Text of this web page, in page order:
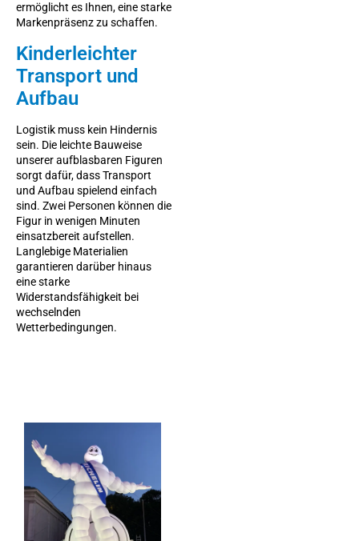
ermöglicht es Ihnen, eine starke
Markenpräsenz zu schaffen.
Kinderleichter
Transport und
Aufbau
Logistik muss kein Hindernis
sein. Die leichte Bauweise
unserer aufblasbaren Figuren
sorgt dafür, dass Transport
und Aufbau spielend einfach
sind. Zwei Personen können die
Figur in wenigen Minuten
einsatzbereit aufstellen.
Langlebige Materialien
garantieren darüber hinaus
eine starke
Widerstandsfähigkeit bei
wechselnden
Wetterbedingungen.